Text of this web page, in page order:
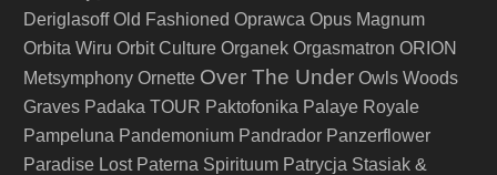
Deriglasoff Old Fashioned Oprawca Opus Magnum
Orbita Wiru Orbit Culture Organek Orgasmatron ORION
Metsymphony Ornette Over The Under Owls Woods
Graves Padaka TOUR Paktofonika Palaye Royale
Pampeluna Pandemonium Pandrador Panzerflower
Paradise Lost Paterna Spirituum Patrycja Stasiak &